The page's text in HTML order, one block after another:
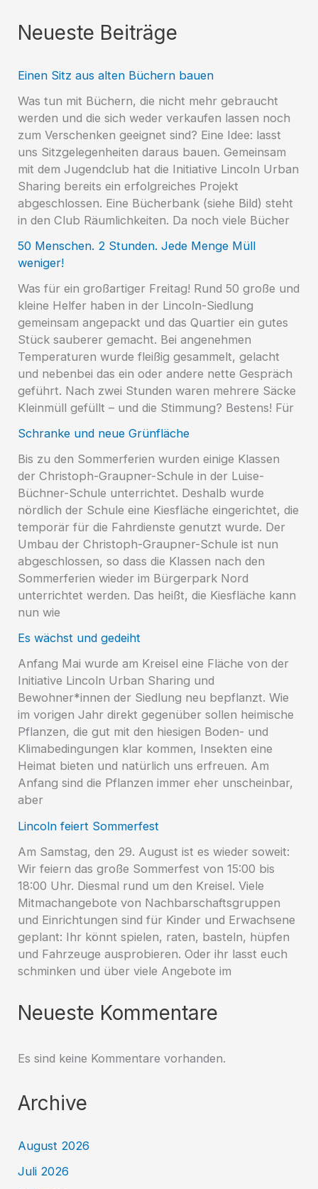
Neueste Beiträge
Einen Sitz aus alten Büchern bauen
Was tun mit Büchern, die nicht mehr gebraucht
werden und die sich weder verkaufen lassen noch
zum Verschenken geeignet sind? Eine Idee: lasst
uns Sitzgelegenheiten daraus bauen. Gemeinsam
mit dem Jugendclub hat die Initiative Lincoln Urban
Sharing bereits ein erfolgreiches Projekt
abgeschlossen. Eine Bücherbank (siehe Bild) steht
in den Club Räumlichkeiten. Da noch viele Bücher
50 Menschen. 2 Stunden. Jede Menge Müll
weniger!
Was für ein großartiger Freitag! Rund 50 große und
kleine Helfer haben in der Lincoln-Siedlung
gemeinsam angepackt und das Quartier ein gutes
Stück sauberer gemacht. Bei angenehmen
Temperaturen wurde fleißig gesammelt, gelacht
und nebenbei das ein oder andere nette Gespräch
geführt. Nach zwei Stunden waren mehrere Säcke
Kleinmüll gefüllt – und die Stimmung? Bestens! Für
Schranke und neue Grünfläche
Bis zu den Sommerferien wurden einige Klassen
der Christoph-Graupner-Schule in der Luise-
Büchner-Schule unterrichtet. Deshalb wurde
nördlich der Schule eine Kiesfläche eingerichtet, die
temporär für die Fahrdienste genutzt wurde. Der
Umbau der Christoph-Graupner-Schule ist nun
abgeschlossen, so dass die Klassen nach den
Sommerferien wieder im Bürgerpark Nord
unterrichtet werden. Das heißt, die Kiesfläche kann
nun wie
Es wächst und gedeiht
Anfang Mai wurde am Kreisel eine Fläche von der
Initiative Lincoln Urban Sharing und
Bewohner*innen der Siedlung neu bepflanzt. Wie
im vorigen Jahr direkt gegenüber sollen heimische
Pflanzen, die gut mit den hiesigen Boden- und
Klimabedingungen klar kommen, Insekten eine
Heimat bieten und natürlich uns erfreuen. Am
Anfang sind die Pflanzen immer eher unscheinbar,
aber
Lincoln feiert Sommerfest
Am Samstag, den 29. August ist es wieder soweit:
Wir feiern das große Sommerfest von 15:00 bis
18:00 Uhr. Diesmal rund um den Kreisel. Viele
Mitmachangebote von Nachbarschaftsgruppen
und Einrichtungen sind für Kinder und Erwachsene
geplant: Ihr könnt spielen, raten, basteln, hüpfen
und Fahrzeuge ausprobieren. Oder ihr lasst euch
schminken und über viele Angebote im
Neueste Kommentare
Es sind keine Kommentare vorhanden.
Archive
August 2026
Juli 2026